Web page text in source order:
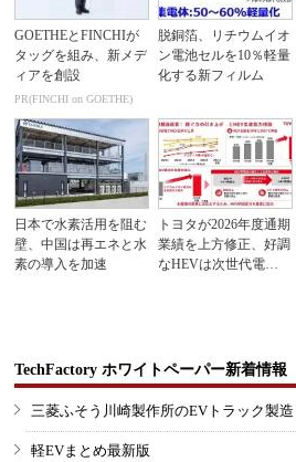
GOETHEとFINCHIが
タッグを組み、新メデ
ィアを創設
PR(FINCHI on GOETHE)
脱銅箔、リチウムイオ
ン電池セルを10％軽量
化する新フィルム
日本で水素活用を阻む
壁、中国は再エネと水
素の導入を加速
トヨタが2026年度通期
業績を上方修正、好調
なHEVは次世代電池
TechFactory ホワイトペーパー新着情報
三菱ふそう川崎製作所のEVトラック製
軽EVまとめ最新版